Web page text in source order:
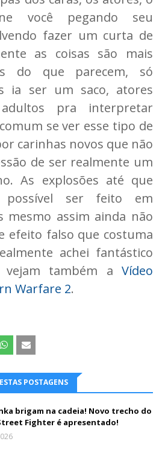
você pegando seu
fazer um curta de
as coisas são mais
do que parecem, só
ia ser um saco, atores
pra interpretar
se ver esse tipo de
carinhas novos que não
de ser realmente um
As explosões até que
ser feito em
mesmo assim ainda não
efeito falso que costuma
achei fantástico
também a Vídeo
Warfare 2.
POSTAGENS
brigam na cadeia! Novo trecho do
Fighter é apresentado!